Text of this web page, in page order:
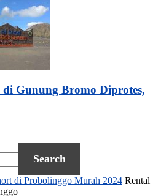
di Gunung Bromo Diprotes,
di Probolinggo Murah 2024 Rental